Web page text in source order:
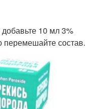
10 мл 3%
перемешайте состав.